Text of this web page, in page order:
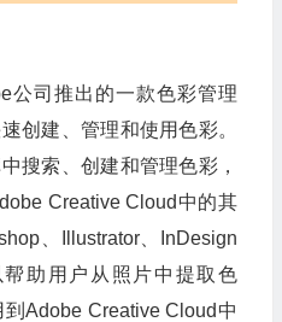
公司推出的一款色彩管理
创建、管理和使用色彩。
搜索、创建和管理色彩，
Creative Cloud中的其
、Illustrator、InDesign
助用户从照片中提取色
Adobe Creative Cloud中